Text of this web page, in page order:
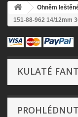
Ohněm
151-88-962 14/12mm
KULATÉ